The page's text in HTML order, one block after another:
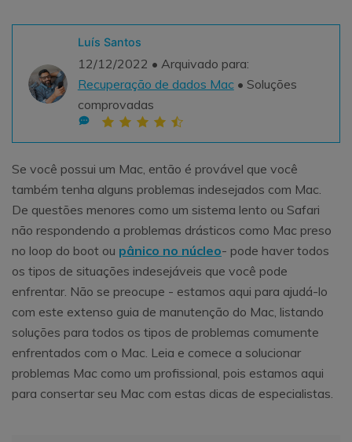
Recoverit Grátis
Recupere dados perdidos/excluídos gratuitamente
Teste Grátis
Outros Produtos
Repairit - Reparar Dados
UBackit - Backup de Dados
ENCONTRAR MAIS SOLUÇÕES
search
Teste Online
Luís Santos
12/12/2022 • Arquivado para:
Recuperação de dados Mac• Soluções
comprovadas
Se você possui um Mac, então é provável que você
também tenha alguns problemas indesejados com Mac.
De questões menores como um sistema lento ou Safari
não respondendo a problemas drásticos como Mac preso
no loop do boot ou pânico no núcleo- pode haver todos
os tipos de situações indesejáveis que você pode
enfrentar. Não se preocupe - estamos aqui para ajudá-lo
com este extenso guia de manutenção do Mac, listando
soluções para todos os tipos de problemas comumente
enfrentados com o Mac. Leia e comece a solucionar
problemas Mac como um profissional, pois estamos aqui
para consertar seu Mac com estas dicas de especialistas.